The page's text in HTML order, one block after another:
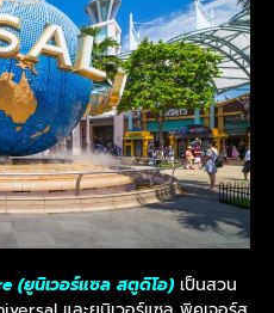
(ยูนิเวอร์แซล สตูดิโอ) เป็นสวน